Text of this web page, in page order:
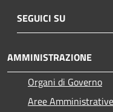
SEGUICI SU
AMMINISTRAZIONE
Organi di Governo
Aree Amministrative